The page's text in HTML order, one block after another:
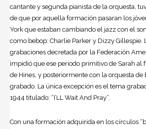
cantante y segunda pianista de la orquesta,
de que por aquella formación pasaran los
York que estaban cambiando el jazz con el
como bebop: Charlie Parker y Dizzy Gillespie.
grabaciones decretada por la Federación
impidió que ese periodo primitivo de Sarah al
de Hines, y posteriormente con la orquesta de
grabado. La única excepción es el tema
1944 titulado: “I’LL Wait And Pray”.
Con una formación adquirida en los círculos